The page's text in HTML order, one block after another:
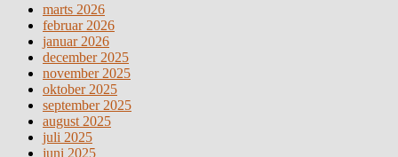
marts 2026
februar 2026
januar 2026
december 2025
november 2025
oktober 2025
september 2025
august 2025
juli 2025
juni 2025